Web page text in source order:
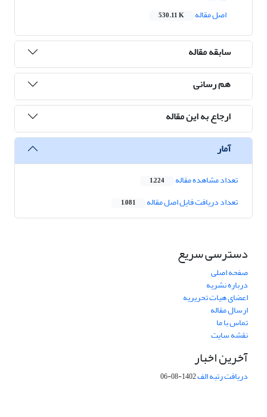
اصل مقاله
530.11 K
سابقه مقاله
هم رسانی
ارجاع به این مقاله
آمار
تعداد مشاهده مقاله 1,224
تعداد دریافت فایل اصل مقاله 1,081
دسترسی سریع
صفحه اصلی
درباره نشریه
اعضای هیات تحریریه
ارسال مقاله
تماس با ما
نقشه سایت
آخرین اخبار
دریافت رتبه الف1402-08-06